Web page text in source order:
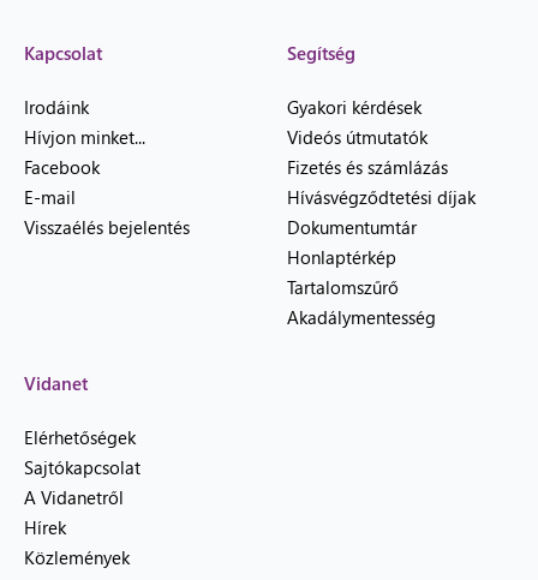
Kapcsolat
Irodáink
Hívjon minket...
Facebook
E-mail
Visszaélés bejelentés
Segítség
Gyakori kérdések
Videós útmutatók
Fizetés és számlázás
Hívásvégződtetési díjak
Dokumentumtár
Honlaptérkép
Tartalomszűrő
Akadálymentesség
Vidanet
Elérhetőségek
Sajtókapcsolat
A Vidanetről
Hírek
Közlemények